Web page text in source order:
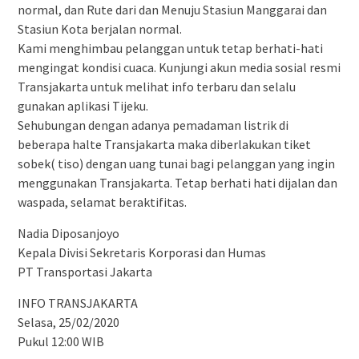
normal, dan Rute dari dan Menuju Stasiun Manggarai dan
Stasiun Kota berjalan normal.
Kami menghimbau pelanggan untuk tetap berhati-hati
mengingat kondisi cuaca. Kunjungi akun media sosial resmi
Transjakarta untuk melihat info terbaru dan selalu
gunakan aplikasi Tijeku.
Sehubungan dengan adanya pemadaman listrik di
beberapa halte Transjakarta maka diberlakukan tiket
sobek( tiso) dengan uang tunai bagi pelanggan yang ingin
menggunakan Transjakarta. Tetap berhati hati dijalan dan
waspada, selamat beraktifitas.
Nadia Diposanjoyo
Kepala Divisi Sekretaris Korporasi dan Humas
PT Transportasi Jakarta
INFO TRANSJAKARTA
Selasa, 25/02/2020
Pukul 12:00 WIB